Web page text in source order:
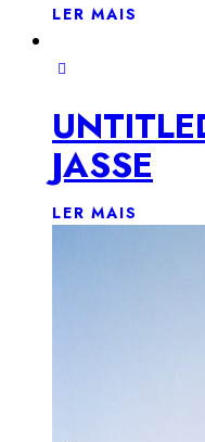
LER MAIS
JASSE
LER MAIS